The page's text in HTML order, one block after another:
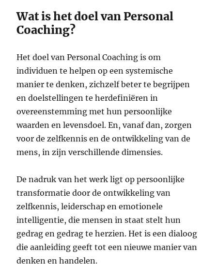
Wat is het doel van Personal
Coaching?
Het doel van Personal Coaching is om
individuen te helpen op een systemische
manier te denken, zichzelf beter te begrijpen
en doelstellingen te herdefiniëren in
overeenstemming met hun persoonlijke
waarden en levensdoel. En, vanaf dan, zorgen
voor de zelfkennis en de ontwikkeling van de
mens, in zijn verschillende dimensies.
De nadruk van het werk ligt op persoonlijke
transformatie door de ontwikkeling van
zelfkennis, leiderschap en emotionele
intelligentie, die mensen in staat stelt hun
gedrag en gedrag te herzien. Het is een dialoog
die aanleiding geeft tot een nieuwe manier van
denken en handelen.